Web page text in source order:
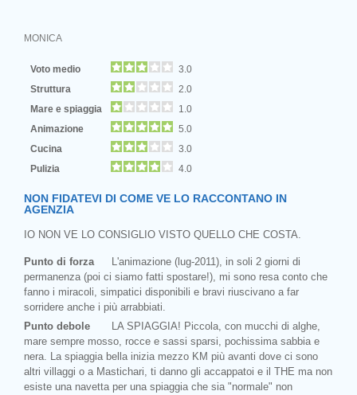
MONICA
Voto medio
3.0
Struttura
2.0
Mare e spiaggia
1.0
Animazione
5.0
Cucina
3.0
Pulizia
4.0
NON FIDATEVI DI COME VE LO RACCONTANO IN
AGENZIA
IO NON VE LO CONSIGLIO VISTO QUELLO CHE COSTA.
Punto di forza
L'animazione (lug-2011), in soli 2 giorni di
permanenza (poi ci siamo fatti spostare!), mi sono resa conto che
fanno i miracoli, simpatici disponibili e bravi riuscivano a far
sorridere anche i più arrabbiati.
Punto debole
LA SPIAGGIA! Piccola, con mucchi di alghe,
mare sempre mosso, rocce e sassi sparsi, pochissima sabbia e
nera. La spiaggia bella inizia mezzo KM più avanti dove ci sono
altri villaggi o a Mastichari, ti danno gli accappatoi e il THE ma non
esiste una navetta per una spiaggia che sia "normale" non